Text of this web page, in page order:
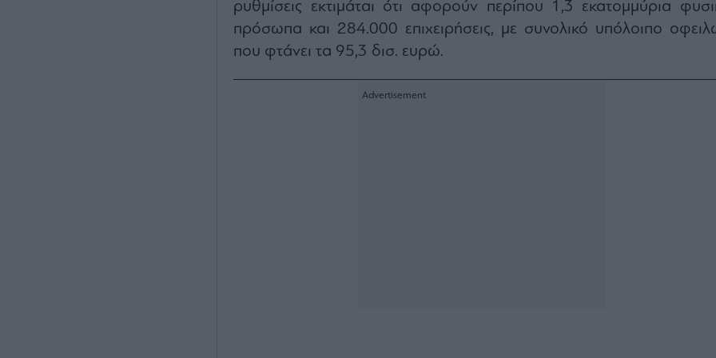
ρυθμίσεις εκτιμάται ότι αφορούν περίπου 1,3 εκατομμύρια
πρόσωπα και 284.000 επιχειρήσεις, με συνολικό υπόλοιπο
που φτάνει τα 95,3 δισ. ευρώ.